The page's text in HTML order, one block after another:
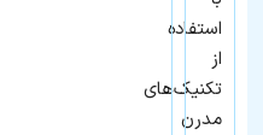
استفاده
از
تکنیک‌های
مدرن